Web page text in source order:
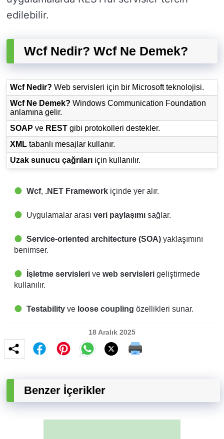
edilebilir.
Wcf Nedir? Wcf Ne Demek?
Wcf Nedir? Web servisleri için bir Microsoft teknolojisi.
Wcf Ne Demek? Windows Communication Foundation
anlamına gelir.
SOAP ve REST gibi protokolleri destekler.
XML tabanlı mesajlar kullanır.
Uzak sunucu çağrıları için kullanılır.
Wcf, .NET Framework içinde yer alır.
Uygulamalar arası veri paylaşımı sağlar.
Service-oriented architecture (SOA) yaklaşımını
benimser.
İşletme servisleri ve web servisleri geliştirmede
kullanılır.
Testability ve loose coupling özellikleri sunar.
18 Aralık 2025
Benzer İçerikler